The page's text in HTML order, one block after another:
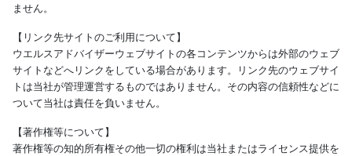
ません。
【リンク先サイトのご利用について】
ウエルスアドバイザーウェブサイトの各コンテンツからは外部のウェブ
サイトなどへリンクをしている場合があります。リンク先のウェブサイ
トは当社が管理運営するものではありません。その内容の信頼性などに
ついて当社は責任を負いません。
【著作権等について】
著作権等の知的所有権その他一切の権利は当社またはライセンス提供を